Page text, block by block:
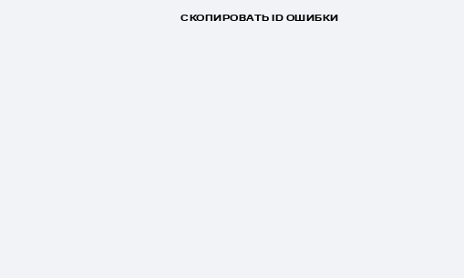
СКОПИРОВАТЬ ID ОШИБКИ